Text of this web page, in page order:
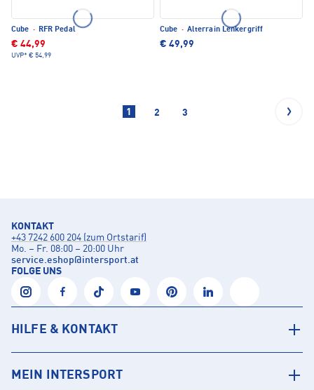
Cube · RFR Pedal
€ 44,99
UVP* € 54,99
Cube · Alterrain Lenkergriff
€ 49,99
1 2 3
KONTAKT
+43 7242 600 204 (zum Ortstarif)
Mo. – Fr. 08:00 – 20:00 Uhr
service.eshop@intersport.at
FOLGE UNS
HILFE & KONTAKT
MEIN INTERSPORT